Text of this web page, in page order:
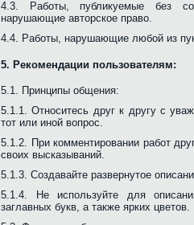
4.3. Работы, публикуемые без
нарушающие авторское право.
4.4. Работы, нарушающие любой из
5. Рекомендации пользователям:
5.1. Принципы общения:
5.1.1. Относитесь друг к другу с
тот или иной вопрос.
5.1.2. При комментировании работ
своих высказываний.
5.1.3. Создавайте развернутое
5.1.4. Не используйте для
заглавных букв, а также ярких цветов.